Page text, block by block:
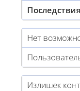
Последствия
Нет
Излишек